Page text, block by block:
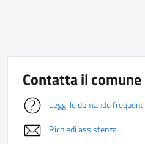
Contatta il comune
Leggi le domande frequenti
Richiedi assistenza